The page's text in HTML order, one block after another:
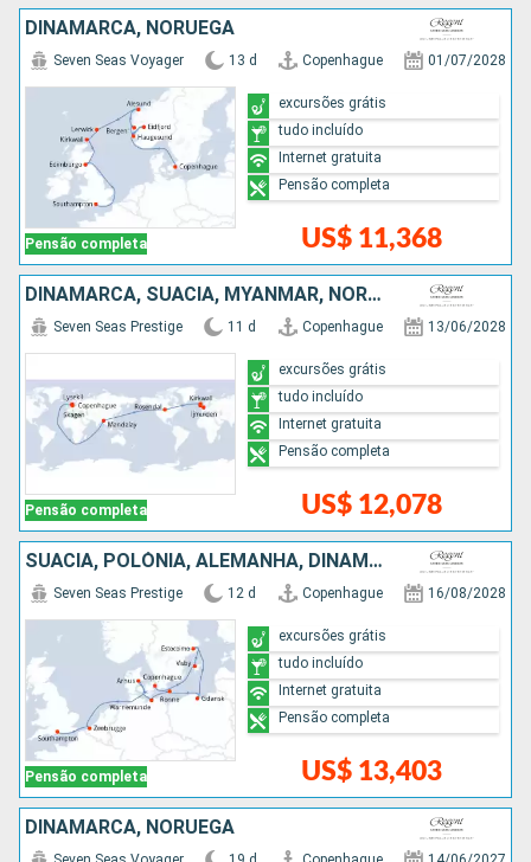
DINAMARCA, NORUEGA
Pensão completa
Seven Seas Voyager 13 d Copenhague 01/07/2028
US$ 11,368
excursões grátis
tudo incluído
Internet gratuita
Pensão completa
DINAMARCA, SUÃCIA, MYANMAR, NORUEGA, HOLANDA
Pensão completa
Seven Seas Prestige 11 d Copenhague 13/06/2028
US$ 12,078
excursões grátis
tudo incluído
Internet gratuita
Pensão completa
SUÃCIA, POLÓNIA, ALEMANHA, DINAMARCA, BÉLGICA
Pensão completa
Seven Seas Prestige 12 d Copenhague 16/08/2028
US$ 13,403
excursões grátis
tudo incluído
Internet gratuita
Pensão completa
DINAMARCA, NORUEGA